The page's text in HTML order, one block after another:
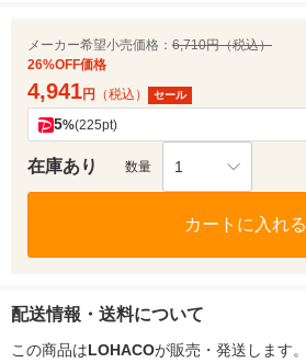
メーカー希望小売価格： 6,710円（税込）
26%OFF価格
4,941円 （税込） セール
5%(225pt)
在庫あり 数量 1
カートに入れる
配送情報・送料について
この商品はLOHACOが販売・発送します。